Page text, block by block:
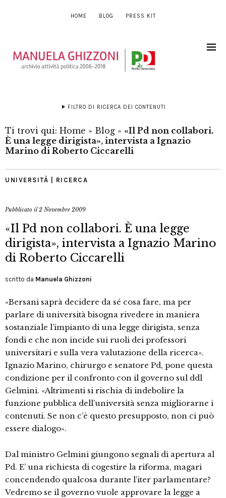
HOME BLOG PRESS KIT
FILTRO DI RICERCA DEI CONTENUTI
Ti trovi qui: Home » Blog » «Il Pd non collabori.
È una legge dirigista», intervista a Ignazio
Marino di Roberto Ciccarelli
UNIVERSITÀ | RICERCA
Pubblicato il2 Novembre 2009
«Il Pd non collabori. È una legge
dirigista», intervista a Ignazio Marino
di Roberto Ciccarelli
scritto da Manuela Ghizzoni
«Bersani saprà decidere da sé cosa fare, ma per
parlare di università bisogna rivedere in maniera
sostanziale l’impianto di una legge dirigista, senza
fondi e che non incide sui ruoli dei professori
universitari e sulla vera valutazione della ricerca».
Ignazio Marino, chirurgo e senatore Pd, pone questa
condizione per il confronto con il governo sul ddl
Gelmini. «Altrimenti si rischia di indebolire la
funzione pubblica dell’università senza migliorarne i
contenuti. Se non c’è questo presupposto, non ci può
essere dialogo».
Dal ministro Gelmini giungono segnali di apertura al
Pd. E’ una richiesta di cogestire la riforma, magari
concendendo qualcosa durante l’iter parlamentare?
Vedremo se il governo vuole approvare la legge a